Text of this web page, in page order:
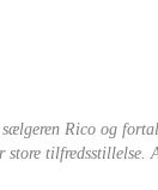
Rico og